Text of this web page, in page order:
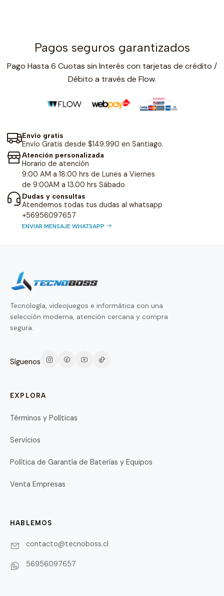
Pagos seguros garantizados
Pago Hasta 6 Cuotas sin Interés con tarjetas de crédito /
Débito a través de Flow.
Envío gratis
Envío Gratis desde $149.990 en Santiago.
Atención personalizada
Horario de atención
9:00 AM a 18:00 hrs de Lunes a Viernes
de 9:00AM a 13.00 hrs Sábado
Dudas y consultas
Atendemos todas tus dudas al whatsapp
+56956097657
ENVIAR MENSAJE WHATSAPP
Tecnología, videojuegos e informática con una
selección moderna, atención cercana y compra
segura.
Síguenos
EXPLORA
Términos y Políticas
Servicios
Política de Garantía de Baterías y Equipos
Venta Empresas
HABLEMOS
contacto@tecnoboss.cl
56956097657